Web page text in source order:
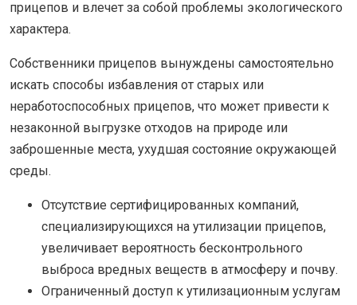
прицепов и влечет за собой проблемы экологического
характера.
Собственники прицепов вынуждены самостоятельно
искать способы избавления от старых или
неработоспособных прицепов, что может привести к
незаконной выгрузке отходов на природе или
заброшенные места, ухудшая состояние окружающей
среды.
Отсутствие сертифицированных компаний,
специализирующихся на утилизации прицепов,
увеличивает вероятность бесконтрольного
выброса вредных веществ в атмосферу и почву.
Ограниченный доступ к утилизационным услугам